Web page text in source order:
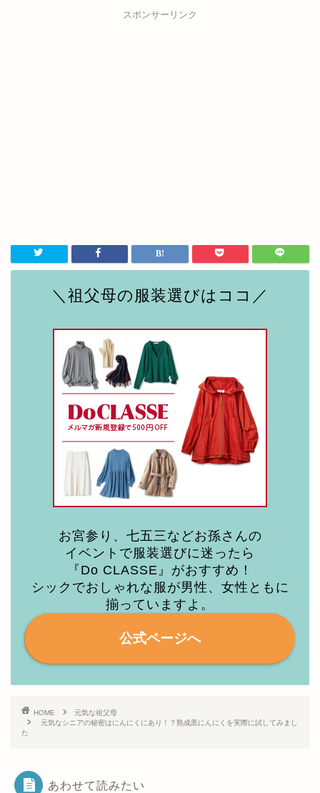
スポンサーリンク
＼祖父母の服装選びはココ／
お宮参り、七五三などお孫さんの
イベントで服装選びに迷ったら
『Do CLASSE』がおすすめ！
シックでおしゃれな服が男性、女性ともに
揃っていますよ。
公式ページへ
HOME
元気な祖父母
元気なシニアの秘密はにんにくにあり！？熟成黒にんにくを実際に試してみまし
た
あわせて読みたい